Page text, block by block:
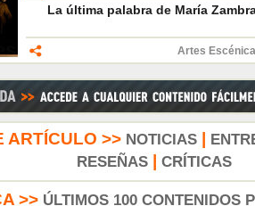
La última palabra de María
Artes
ARTÍCULO >> NOTICIAS|
RESEÑAS| CRÍTICAS
>> ÚLTIMOS 100 CONTENIDOS